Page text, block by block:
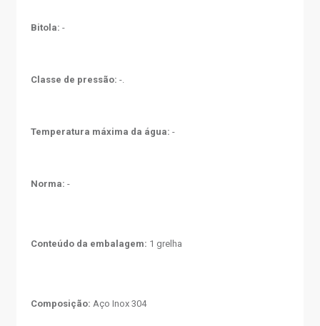
Bitola: -
Classe de pressão: -.
Temperatura máxima da água: -
Norma: -
Conteúdo da embalagem: 1 grelha
Composição: Aço Inox 304